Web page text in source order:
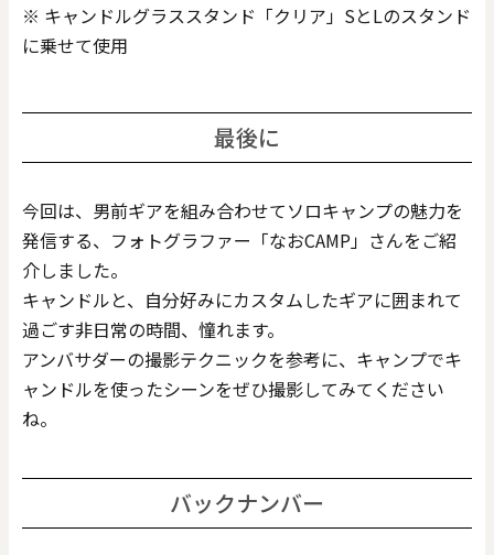
※ キャンドルグラススタンド「クリア」SとLのスタンド
に乗せて使用
最後に
今回は、男前ギアを組み合わせてソロキャンプの魅力を
発信する、フォトグラファー「なおCAMP」さんをご紹
介しました。
キャンドルと、自分好みにカスタムしたギアに囲まれて
過ごす非日常の時間、憧れます。
アンバサダーの撮影テクニックを参考に、キャンプでキ
ャンドルを使ったシーンをぜひ撮影してみてください
ね。
バックナンバー